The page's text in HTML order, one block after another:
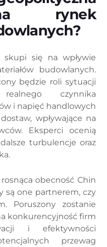
rynek
skupi się na wpływie
budowlanych.
będzie roli sytuacji
czynnika
i napięć handlowych
wpływające na
Eksperci ocenią
turbulencje oraz
obecność Chin
są one partnerem, czy
Poruszony zostanie
konkurencyjność firm
i efektywności
przewag